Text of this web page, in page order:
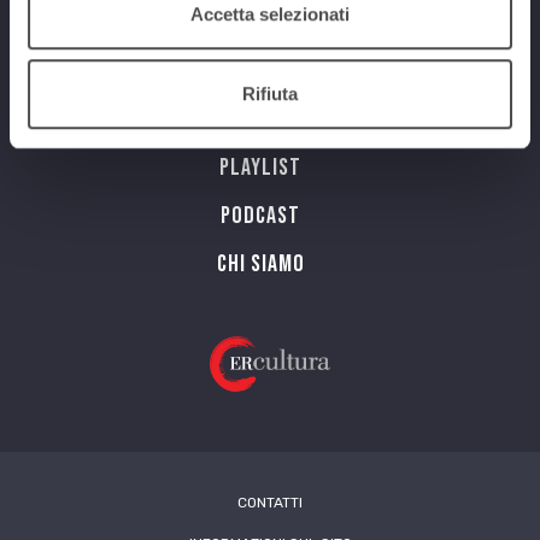
Accetta selezionati
Rifiuta
Programmi
Streaming
Playlist
PODCAST
Chi siamo
CONTATTI